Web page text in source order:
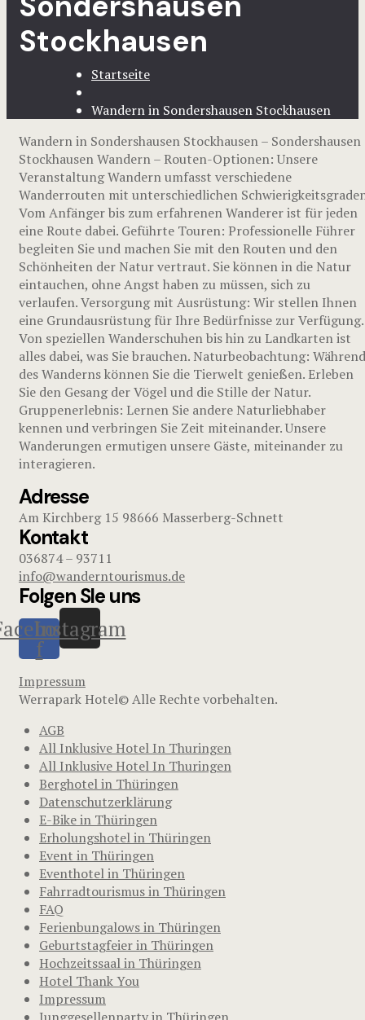
Stockhausen
Startseite
Wandern in Sondershausen Stockhausen
Wandern in Sondershausen Stockhausen – Sondershausen
Stockhausen Wandern – Routen-Optionen: Unsere
Veranstaltung Wandern umfasst verschiedene
Wanderrouten mit unterschiedlichen
Vom Anfänger bis zum erfahrenen Wanderer ist für jeden
eine Route dabei. Geführte Touren: Professionelle Führer
begleiten Sie und machen Sie mit den Routen und den
Schönheiten der Natur vertraut. Sie können in die Natur
eintauchen, ohne Angst haben zu müssen, sich zu
verlaufen. Versorgung mit Ausrüstung: Wir stellen Ihnen
eine Grundausrüstung für Ihre Bedürfnisse zur Verfügung.
Von speziellen Wanderschuhen bis hin zu Landkarten ist
alles dabei, was Sie brauchen. Naturbeobachtung: Während
des Wanderns können Sie die Tierwelt genießen. Erleben
Sie den Gesang der Vögel und die Stille der Natur.
Gruppenerlebnis: Lernen Sie andere Naturliebhaber
kennen und verbringen Sie Zeit miteinander. Unsere
Wanderungen ermutigen unsere Gäste, miteinander zu
interagieren.
Adresse
Am Kirchberg 15 98666 Masserberg-Schnett
Kontakt
036874 – 93711
info@wanderntourismus.de
Folgen SIe uns
f
Instagram
Impressum
Werrapark Hotel© Alle Rechte vorbehalten.
AGB
All Inklusive Hotel In Thuringen
All Inklusive Hotel In Thuringen
Berghotel in Thüringen
Datenschutzerklärung
E-Bike in Thüringen
Erholungshotel in Thüringen
Event in Thüringen
Eventhotel in Thüringen
Fahrradtourismus in Thüringen
FAQ
Ferienbungalows in Thüringen
Geburtstagfeier in Thüringen
Hochzeitssaal in Thüringen
Hotel Thank You
Impressum